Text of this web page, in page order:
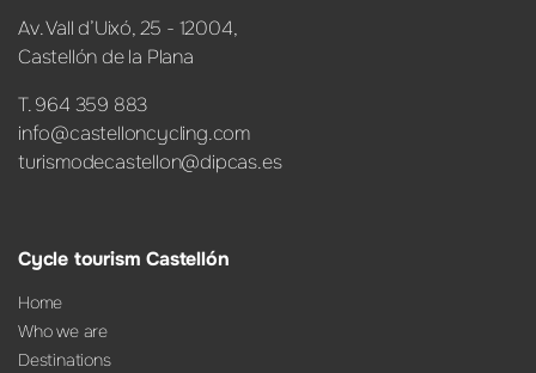
Av. Vall d’Uixó, 25 - 12004,
Castellón de la Plana
T. 964 359 883
info@castelloncycling.com
turismodecastellon@dipcas.es
Cycle tourism Castellón
Home
Who we are
Destinations